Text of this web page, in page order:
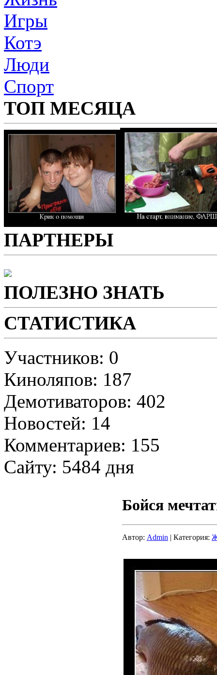
Игры
Котэ
Люди
Спорт
ТОП МЕСЯЦА
ПАРТНЕРЫ
ПОЛЕЗНО ЗНАТЬ
СТАТИСТИКА
Участников: 0
Киноляпов: 187
Демотиваторов: 402
Новостей: 14
Комментариев: 155
Сайту: 5484 дня
Бойся
Автор: Admin | Категория: